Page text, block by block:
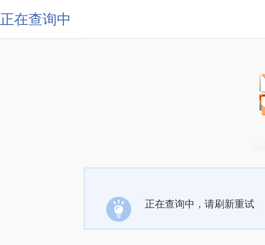
正在查询中
正在查询中，请刷新重试